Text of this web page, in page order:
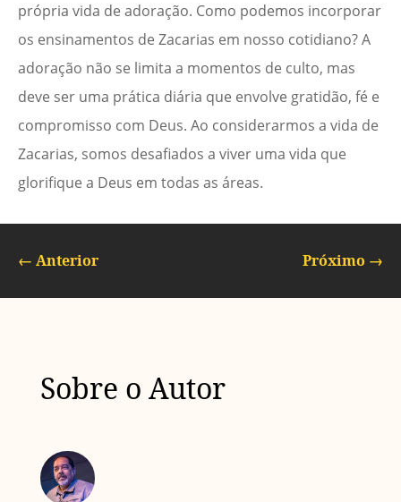
própria vida de adoração. Como podemos incorporar
os ensinamentos de Zacarias em nosso cotidiano? A
adoração não se limita a momentos de culto, mas
deve ser uma prática diária que envolve gratidão, fé e
compromisso com Deus. Ao considerarmos a vida de
Zacarias, somos desafiados a viver uma vida que
glorifique a Deus em todas as áreas.
← Anterior Próximo →
Sobre o Autor